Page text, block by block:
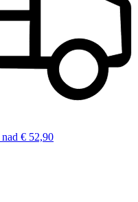
nad € 52,90